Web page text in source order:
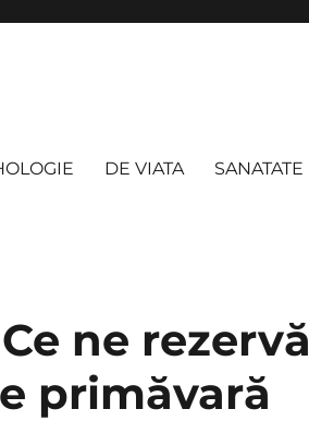
DE VIATA SANATATE
ne rezervă
primăvară